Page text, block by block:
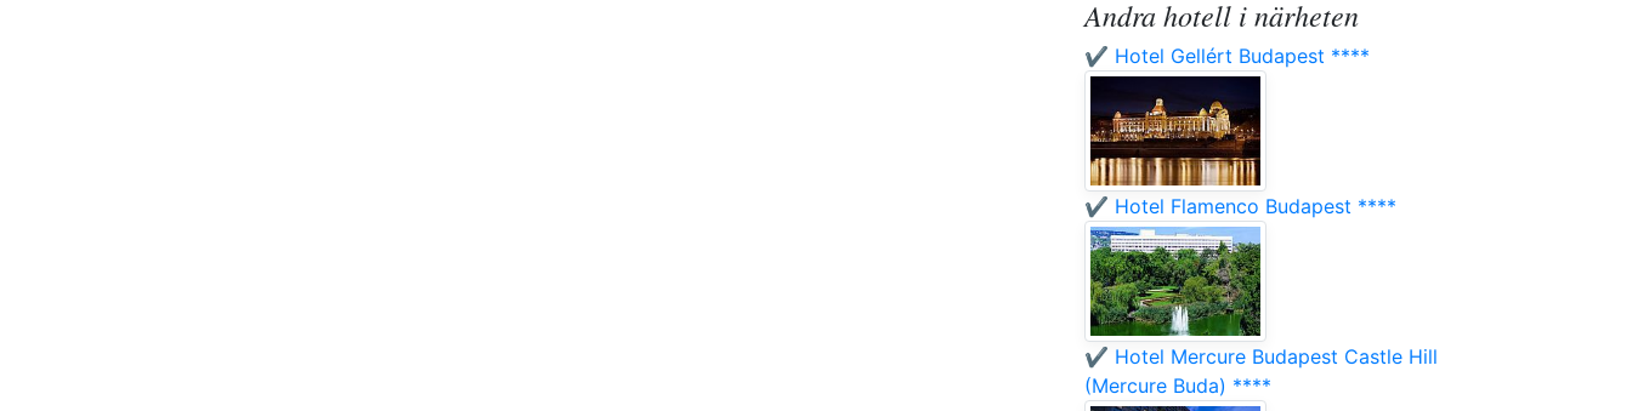
Andra hotell i närheten
✔️ Hotel Gellért Budapest ****
✔️ Hotel Flamenco Budapest ****
✔️ Hotel Mercure Budapest Castle Hill
(Mercure Buda) ****